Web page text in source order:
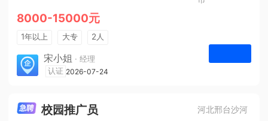
8000-15000元
1年以上 大专
2人
法定节假日
宋小姐 · 经理
河北众杰网络科技有限公司
认证 2026-07-24
校园推广员
河北邢台沙河